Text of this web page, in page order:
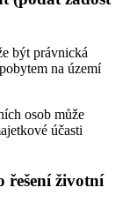
být právnická
na území
osob může
účasti
řešení životní